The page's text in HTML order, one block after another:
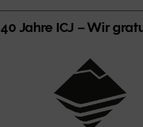
40 Jahre ICJ – Wir